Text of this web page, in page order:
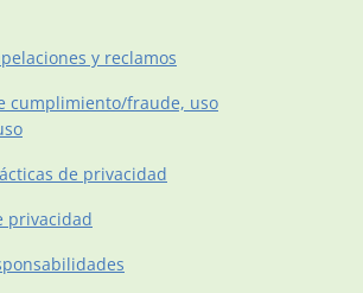
y reclamos
cumplimiento/fraude, uso
de privacidad
privacidad